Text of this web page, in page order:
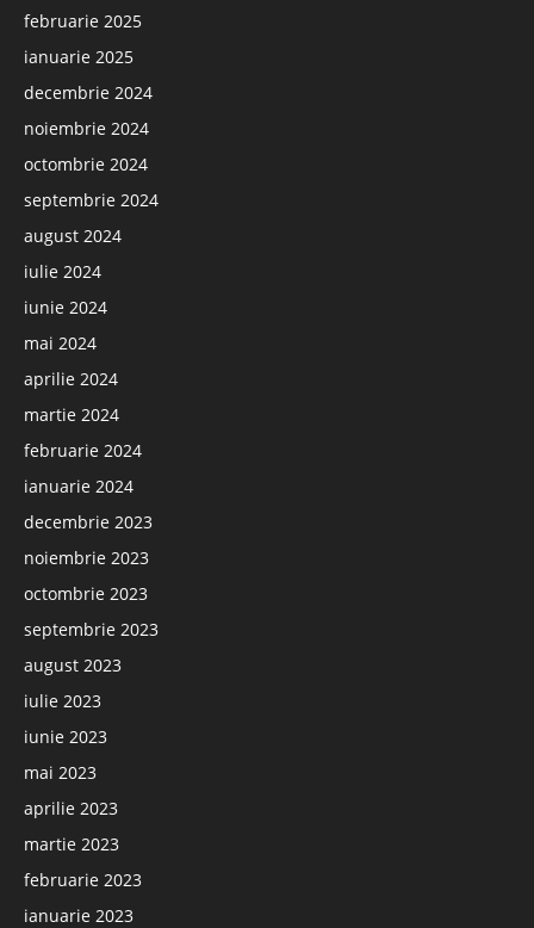
februarie 2025
ianuarie 2025
decembrie 2024
noiembrie 2024
octombrie 2024
septembrie 2024
august 2024
iulie 2024
iunie 2024
mai 2024
aprilie 2024
martie 2024
februarie 2024
ianuarie 2024
decembrie 2023
noiembrie 2023
octombrie 2023
septembrie 2023
august 2023
iulie 2023
iunie 2023
mai 2023
aprilie 2023
martie 2023
februarie 2023
ianuarie 2023